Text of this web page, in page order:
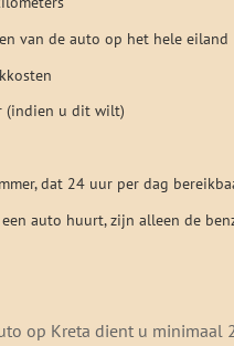
van de auto op het hele eiland
(indien u dit wilt)
dat 24 uur per dag
auto huurt, zijn alleen de
op Kreta dient u minimaal